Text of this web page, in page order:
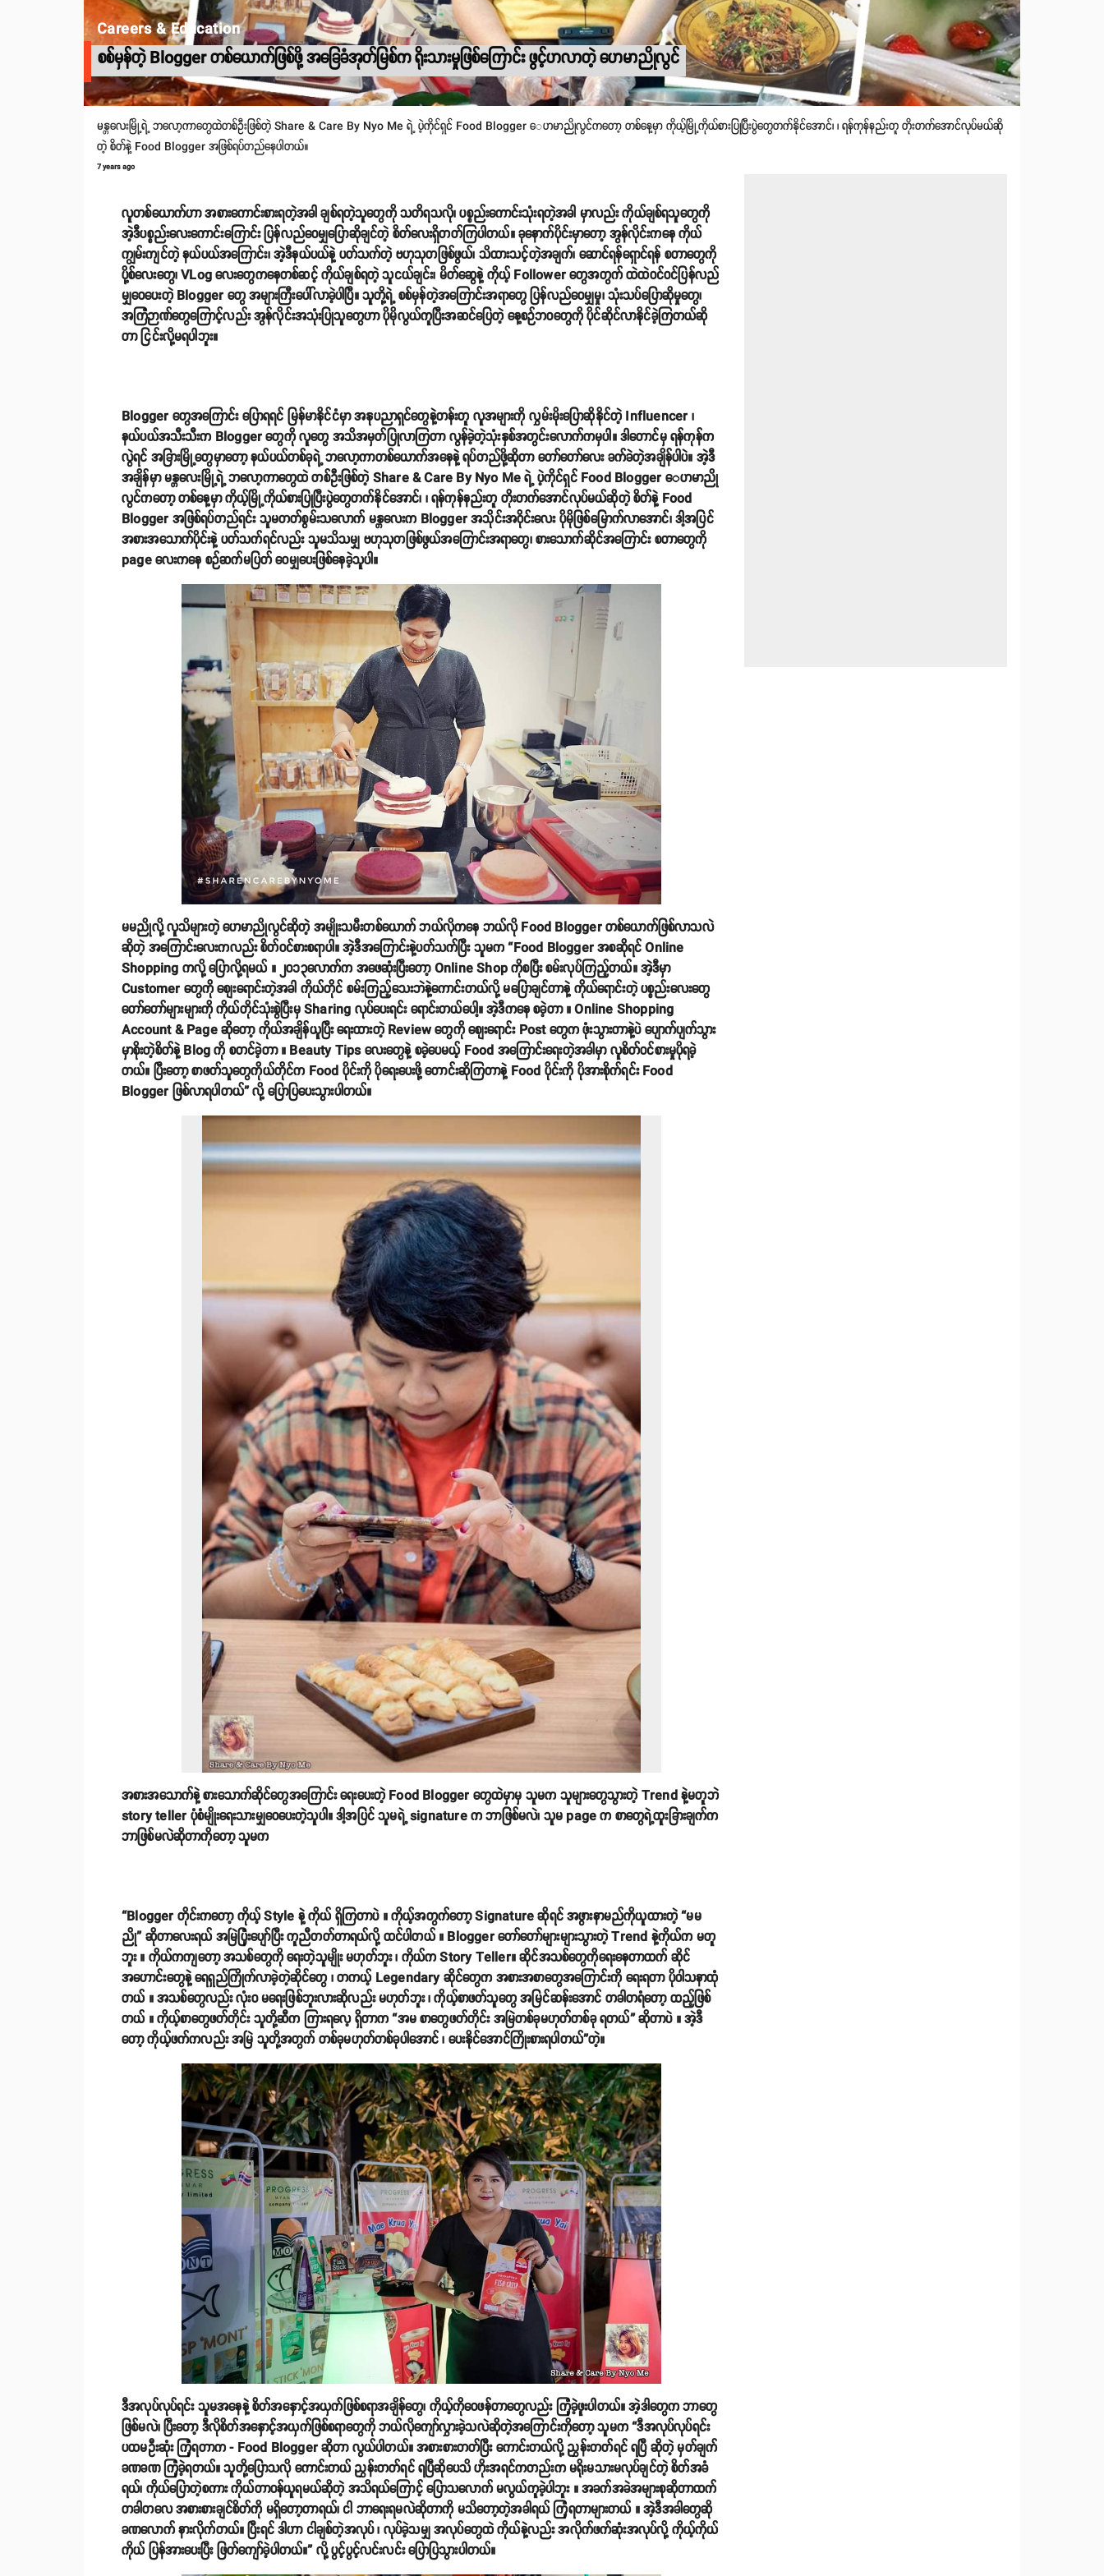
Careers & Education
စစ်မှန်တဲ့ Blogger တစ်ယောက်ဖြစ်ဖို့ အခြေခံအုတ်မြစ်က ရိုးသားမှုဖြစ်ကြောင်း ဖွင့်ဟလာတဲ့ ဟေမာညိုလွင်
မန္တလေးမြို့ရဲ့ ဘလော့ကာတွေထဲတစ်ဦးဖြစ်တဲ့ Share & Care By Nyo Me ရဲ့ ပဲ့ကိုင်ရှင် Food Blogger ‌ေဟမာညိုလွင်ကတော့ တစ်နေ့မှာ ကိုယ့်မြို့ကိုယ်စားပြုပြီးပွဲတွေတက်နိုင်အောင်၊ ၊ ရန်ကုန်နည်းတူ တိုးတက်အောင်လုပ်မယ်ဆို
တဲ့ စိတ်နဲ့ Food Blogger အဖြစ်ရပ်တည်နေပါတယ်။
7 years ago
လူတစ်ယောက်ဟာ အစားကောင်းစားရတဲ့အခါ ချစ်ရတဲ့သူတွေကို သတိရသလို၊ ပစ္စည်းကောင်းသုံးရတဲ့အခါ မှာလည်း ကိုယ်ချစ်ရသူတွေကို
အဲ့ဒီပစ္စည်းလေးကောင်းကြောင်း ပြန်လည်ဝေမျှပြောဆိုချင်တဲ့ စိတ်လေးရှိတတ်ကြပါတယ်။ ခုနောက်ပိုင်းမှာတော့ အွန်လိုင်းကနေ ကိုယ်
ကျွမ်းကျင်တဲ့ နယ်ပယ်အကြောင်း၊ အဲ့ဒီနယ်ပယ်နဲ့ ပတ်သက်တဲ့ ဗဟုသုတဖြစ်ဖွယ်၊ သိထားသင့်တဲ့အချက်၊ ဆောင်ရန်ရှောင်ရန် စတာတွေကို
ပို့စ်လေးတွေ၊ VLog လေးတွေကနေတစ်ဆင့် ကိုယ်ချစ်ရတဲ့ သူငယ်ချင်း၊ မိတ်ဆွေနဲ့ ကိုယ့် Follower တွေအတွက် ထဲထဲဝင်ဝင်ပြန်လည်
မျှဝေပေးတဲ့ Blogger တွေ အများကြီးပေါ်လာခဲ့ပါပြီ။ သူတို့ရဲ့ စစ်မှန်တဲ့အကြောင်းအရာတွေ ပြန်လည်ဝေမျှမှု၊ သုံးသပ်ပြောဆိုမှုတွေ၊
အကြံဉာဏ်တွေကြောင့်လည်း အွန်လိုင်းအသုံးပြုသူတွေဟာ ပိုမိုလွယ်ကူပြီးအဆင်ပြေတဲ့ နေ့စဉ်ဘဝတွေကို ပိုင်ဆိုင်လာနိုင်ခဲ့ကြတယ်ဆို
တာ ငြင်းလို့မရပါဘူး။
Blogger တွေအကြောင်း ပြောရရင် မြန်မာနိုင်ငံမှာ အနုပညာရှင်တွေနဲ့တန်းတူ လူအများကို လွှမ်းမိုးပြောဆိုနိုင်တဲ့ Influencer ၊
နယ်ပယ်အသီးသီးက Blogger တွေကို လူတွေ အသိအမှတ်ပြုလာကြတာ လွန်ခဲ့တဲ့သုံးနှစ်အတွင်းလောက်ကမှပါ။ ဒါတောင်မှ ရန်ကုန်က
လွဲရင် အခြားမြို့တွေမှာတော့ နယ်ပယ်တစ်ခုရဲ့ ဘလော့ကာတစ်ယောက်အနေနဲ့ ရပ်တည်ဖို့ဆိုတာ တော်တော်လေး ခက်ခဲတဲ့အချိန်ပါပဲ။ အဲ့ဒီ
အချိန်မှာ မန္တလေးမြို့ရဲ့ ဘလော့ကာတွေထဲ တစ်ဦးဖြစ်တဲ့ Share & Care By Nyo Me ရဲ့ ပဲ့ကိုင်ရှင် Food Blogger ‌ေဟမာညို
လွင်ကတော့ တစ်နေ့မှာ ကိုယ့်မြို့ကိုယ်စားပြုပြီးပွဲတွေတက်နိုင်အောင်၊ ၊ ရန်ကုန်နည်းတူ တိုးတက်အောင်လုပ်မယ်ဆိုတဲ့ စိတ်နဲ့ Food
Blogger အဖြစ်ရပ်တည်ရင်း သူမတတ်စွမ်းသလောက် မန္တလေးက Blogger အသိုင်းအဝိုင်းလေး ပိုမိုဖြစ်မြောက်လာအောင်၊ ဒါ့အပြင်
အစားအသောက်ပိုင်းနဲ့ ပတ်သက်ရင်လည်း သူမသိသမျှ ဗဟုသုတဖြစ်ဖွယ်အကြောင်းအရာတွေ၊ စားသောက်ဆိုင်အကြောင်း စတာတွေကို
page လေးကနေ စဉ်ဆက်မပြတ် ဝေမျှပေးဖြစ်နေခဲ့သူပါ။
မမညိုလို့ လူသိများတဲ့ ဟေမာညိုလွင်ဆိုတဲ့ အမျိုးသမီးတစ်ယောက် ဘယ်လိုကနေ ဘယ်လို Food Blogger တစ်ယောက်ဖြစ်လာသလဲ
ဆိုတဲ့ အကြောင်းလေးကလည်း စိတ်ဝင်စားစရာပါ။ အဲ့ဒီအကြောင်းနဲ့ပတ်သက်ပြီး သူမက “Food Blogger အစဆိုရင် Online
Shopping ကလို့ ပြောလို့ရမယ် ။ ၂၀၁၃လောက်က အဖေဆုံးပြီးတော့ Online Shop ကိုစပြီး စမ်းလုပ်ကြည့်တယ်။ အဲ့ဒီမှာ
Customer တွေကို စျေးရောင်းတဲ့အခါ ကိုယ်တိုင် စမ်းကြည့်သေးဘဲနဲ့ကောင်းတယ်လို့ မပြောချင်တာနဲ့ ကိုယ်ရောင်းတဲ့ ပစ္စည်းလေးတွေ
တော်တော်များများကို ကိုယ်တိုင်သုံးစွဲပြီးမှ Sharing လုပ်ပေးရင်း ရောင်းတယ်ပေါ့။ အဲ့ဒီကနေ စခဲ့တာ ။ Online Shopping
Account & Page ဆိုတော့ ကိုယ်အချိန်ယူပြီး ရေးထားတဲ့ Review တွေကို စျေးရောင်း Post တွေက ဖုံးသွားတာနဲ့ပဲ ပျောက်ပျက်သွား
မှာစိုးတဲ့စိတ်နဲ့ Blog ကို စတင်ခဲ့တာ ။ Beauty Tips လေးတွေနဲ့ စခဲ့ပေမယ့် Food အကြောင်းရေးတဲ့အခါမှာ လူစိတ်ဝင်စားမှုပိုရခဲ့
တယ်။ ပြီးတော့ စာဖတ်သူတွေကိုယ်တိုင်က Food ပိုင်းကို ပိုရေးပေးဖို့ တောင်းဆိုကြတာနဲ့ Food ပိုင်းကို ပိုအားစိုက်ရင်း Food
Blogger ဖြစ်လာရပါတယ်” လို့ ပြောပြပေးသွားပါတယ်။
အစားအသောက်နဲ့ စားသောက်ဆိုင်တွေအကြောင်း ရေးပေးတဲ့ Food Blogger တွေထဲမှာမှ သူမက သူများတွေသွားတဲ့ Trend နဲ့မတူဘဲ
story teller ပုံစံမျိုးရေးသားမျှဝေပေးတဲ့သူပါ။ ဒါ့အပြင် သူမရဲ့ signature က ဘာဖြစ်မလဲ၊ သူမ page က စာတွေရဲ့ထူးခြားချက်က
ဘာဖြစ်မလဲဆိုတာကိုတော့ သူမက
“Blogger တိုင်းကတော့ ကိုယ့် Style နဲ့ ကိုယ် ရှိကြတာပဲ ။ ကိုယ့်အတွက်တော့ Signature ဆိုရင် အဖွားနာမည်ကိုယူထားတဲ့ “မမ
ညို” ဆိုတာလေးရယ် အမြဲပြုံးပျော်ပြီး ကူညီတတ်တာရယ်လို့ ထင်ပါတယ် ။ Blogger တော်တော်များများသွားတဲ့ Trend နဲ့ကိုယ်က မတူ
ဘူး ။ ကိုယ်ကကျတော့ အသစ်တွေကို ရေးတဲ့သူမျိုး မဟုတ်ဘူး ၊ ကိုယ်က Story Teller။ ဆိုင်အသစ်တွေကိုရေးနေတာထက် ဆိုင်
အဟောင်းတွေနဲ့ ရေရှည်ကြိုက်လာခဲ့တဲ့ဆိုင်တွေ ၊ တကယ့် Legendary ဆိုင်တွေက အစားအစာတွေအကြောင်းကို ရေးရတာ ပိုဝါသနာထုံ
တယ် ။ အသစ်တွေလည်း လုံးဝ မရေးဖြစ်ဘူးလားဆိုလည်း မဟုတ်ဘူး ၊ ကိုယ့်စာဖတ်သူတွေ အမြင်ဆန်းအောင် တခါတရံတော့ ထည့်ဖြစ်
တယ် ။ ကိုယ့်စာတွေဖတ်တိုင်း သူတို့ဆီက ကြားရလေ့ ရှိတာက “အမ စာတွေဖတ်တိုင်း အမြဲတစ်ခုမဟုတ်တစ်ခု ရတယ်” ဆိုတာပဲ ။ အဲ့ဒီ
တော့ ကိုယ့်ဖက်ကလည်း အမြဲ သူတို့အတွက် တစ်ခုမဟုတ်တစ်ခုပါအောင် ၊ ပေးနိုင်အောင်ကြိုးစားရပါတယ်”တဲ့။
ဒီအလုပ်လုပ်ရင်း သူမအနေနဲ့ စိတ်အနှောင့်အယှက်ဖြစ်စရာအချိန်တွေ၊ ကိုယ့်ကိုဝေဖန်တာတွေလည်း ကြုံခဲ့ဖူးပါတယ်။ အဲ့ဒါတွေက ဘာတွေ
ဖြစ်မလဲ၊ ပြီးတော့ ဒီလိုစိတ်အနှောင့်အယှက်ဖြစ်စရာတွေကို ဘယ်လိုကျော်လွှားခဲ့သလဲဆိုတဲ့အကြောင်းကိုတော့ သူမက “ဒီအလုပ်လုပ်ရင်း
ပထမဦးဆုံး ကြုံရတာက - Food Blogger ဆိုတာ လွယ်ပါတယ်။ အစားစားတတ်ပြီး ကောင်းတယ်လို့ ညွှန်းတတ်ရင် ရပြီ ဆိုတဲ့ မှတ်ချက်
ခဏခဏ ကြုံခဲ့ရတယ်။ သူတို့ပြောသလို ကောင်းတယ် ညွှန်းတတ်ရင် ရပြီဆိုပေသိ ဟိုးအရင်ကတည်းက မရိုးမသားမလုပ်ချင်တဲ့ စိတ်အခံ
ရယ်၊ ကိုယ်ပြောတဲ့စကား ကိုယ်တာဝန်ယူရမယ်ဆိုတဲ့ အသိရယ်ကြောင့် ပြောသလောက် မလွယ်ကူခဲ့ပါဘူး ။ အခက်အခဲအများစုဆိုတာထက်
တခါတလေ အစားစားချင်စိတ်ကို မရှိတော့တာရယ်၊ ငါ ဘာရေးရမလဲဆိုတာကို မသိတော့တဲ့အခါရယ် ကြုံရတာများတယ် ။ အဲ့ဒီအခါတွေဆို
ခဏလောက် နားလိုက်တယ်။ ပြီးရင် ဒါဟာ ငါချစ်တဲ့အလုပ် ၊ လုပ်ခဲ့သမျှ အလုပ်တွေထဲ ကိုယ်နဲ့လည်း အလိုက်ဖက်ဆုံးအလုပ်လို့ ကိုယ့်ကိုယ်
ကိုယ် ပြန်အားပေးပြီး ဖြတ်ကျော်ခဲ့ပါတယ်။” လို့ ပွင့်ပွင့်လင်းလင်း ပြောပြသွားပါတယ်။